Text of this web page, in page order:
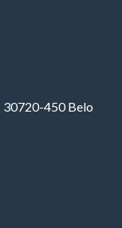
30720-450 Belo